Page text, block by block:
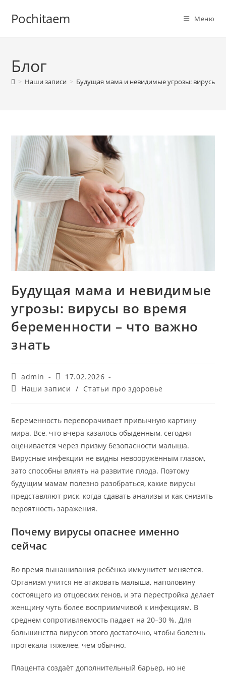
Pochitaem Меню
Блог
> Наши записи > Будущая мама и невидимые угрозы: вирусы
Будущая мама и невидимые
угрозы: вирусы во время
беременности – что важно
знать
Автор
записи:
admin
Запись
опубликована:
17.02.2026
Рубрика
Наши записи / Статьи про здоровье
Беременность переворачивает привычную картину
мира. Всё, что вчера казалось обыденным, сегодня
оценивается через призму безопасности малыша.
Вирусные инфекции не видны невооружённым глазом,
зато способны влиять на развитие плода. Поэтому
будущим мамам полезно разобраться, какие вирусы
представляют риск, когда сдавать анализы и как снизить
вероятность заражения.
Почему вирусы опаснее именно
сейчас
Во время вынашивания ребёнка иммунитет меняется.
Организм учится не атаковать малыша, наполовину
состоящего из отцовских генов, и эта перестройка делает
женщину чуть более восприимчивой к инфекциям. В
среднем сопротивляемость падает на 20–30 %. Для
большинства вирусов этого достаточно, чтобы болезнь
протекала тяжелее, чем обычно.
Плацента создаёт дополнительный барьер, но не